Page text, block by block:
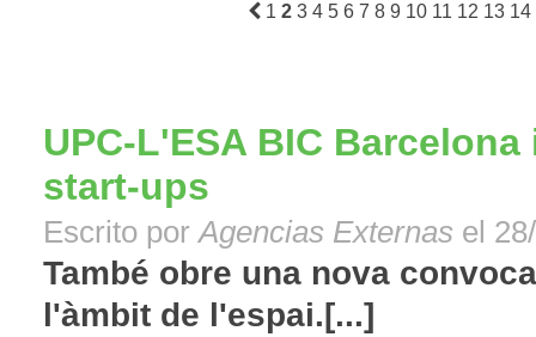
1 2 3 4 5 6 7 8 9 10 11 12 13 14
UPC-L'ESA BIC
start-ups
Escrito porAgencias Externas el
També obre una nova
l'àmbit de l'espai.[...]